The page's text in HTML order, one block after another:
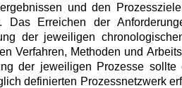
und den
Das Erreichen der
der jeweiligen
Verfahren, Methoden und
der jeweiligen Prozesse
definierten Prozessnetzwerk